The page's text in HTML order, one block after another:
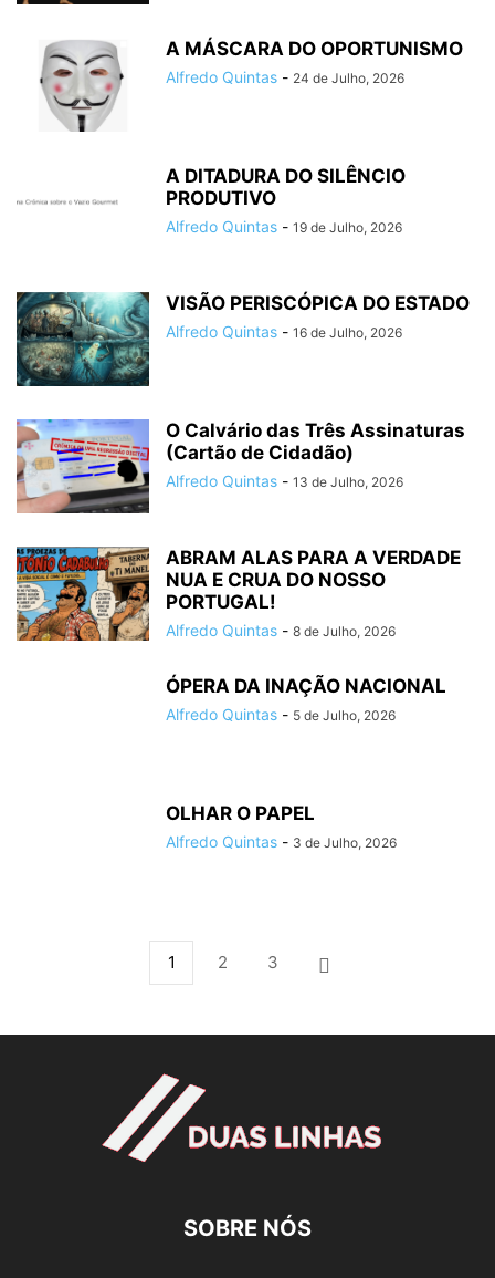
A MÁSCARA DO OPORTUNISMO
Alfredo Quintas - 24 de Julho, 2026
A DITADURA DO SILÊNCIO
PRODUTIVO
Alfredo Quintas - 19 de Julho, 2026
VISÃO PERISCÓPICA DO ESTADO
Alfredo Quintas - 16 de Julho, 2026
O Calvário das Três Assinaturas
(Cartão de Cidadão)
Alfredo Quintas - 13 de Julho, 2026
ABRAM ALAS PARA A VERDADE
NUA E CRUA DO NOSSO
PORTUGAL!
Alfredo Quintas - 8 de Julho, 2026
ÓPERA DA INAÇÃO NACIONAL
Alfredo Quintas - 5 de Julho, 2026
OLHAR O PAPEL
Alfredo Quintas - 3 de Julho, 2026
1 2 3
SOBRE NÓS